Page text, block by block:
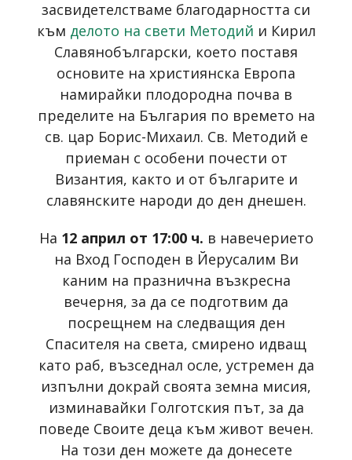
засвидетелстваме благодарността си
към делото на свети Методий и Кирил
Славянобългарски, което поставя
основите на християнска Европа
намирайки плодородна почва в
пределите на България по времето на
св. цар Борис-Михаил. Св. Методий е
приеман с особени почести от
Византия, както и от българите и
славянските народи до ден днешен.
На 12 април от 17:00 ч. в навечерието
на Вход Господен в Йерусалим Ви
каним на празнична възкресна
вечерня, за да се подготвим да
посрещнем на следващия ден
Спасителя на света, смирено идващ
като раб, възседнал осле, устремен да
изпълни докрай своята земна мисия,
изминавайки Голготския път, за да
поведе Своите деца към живот вечен.
На този ден можете да донесете